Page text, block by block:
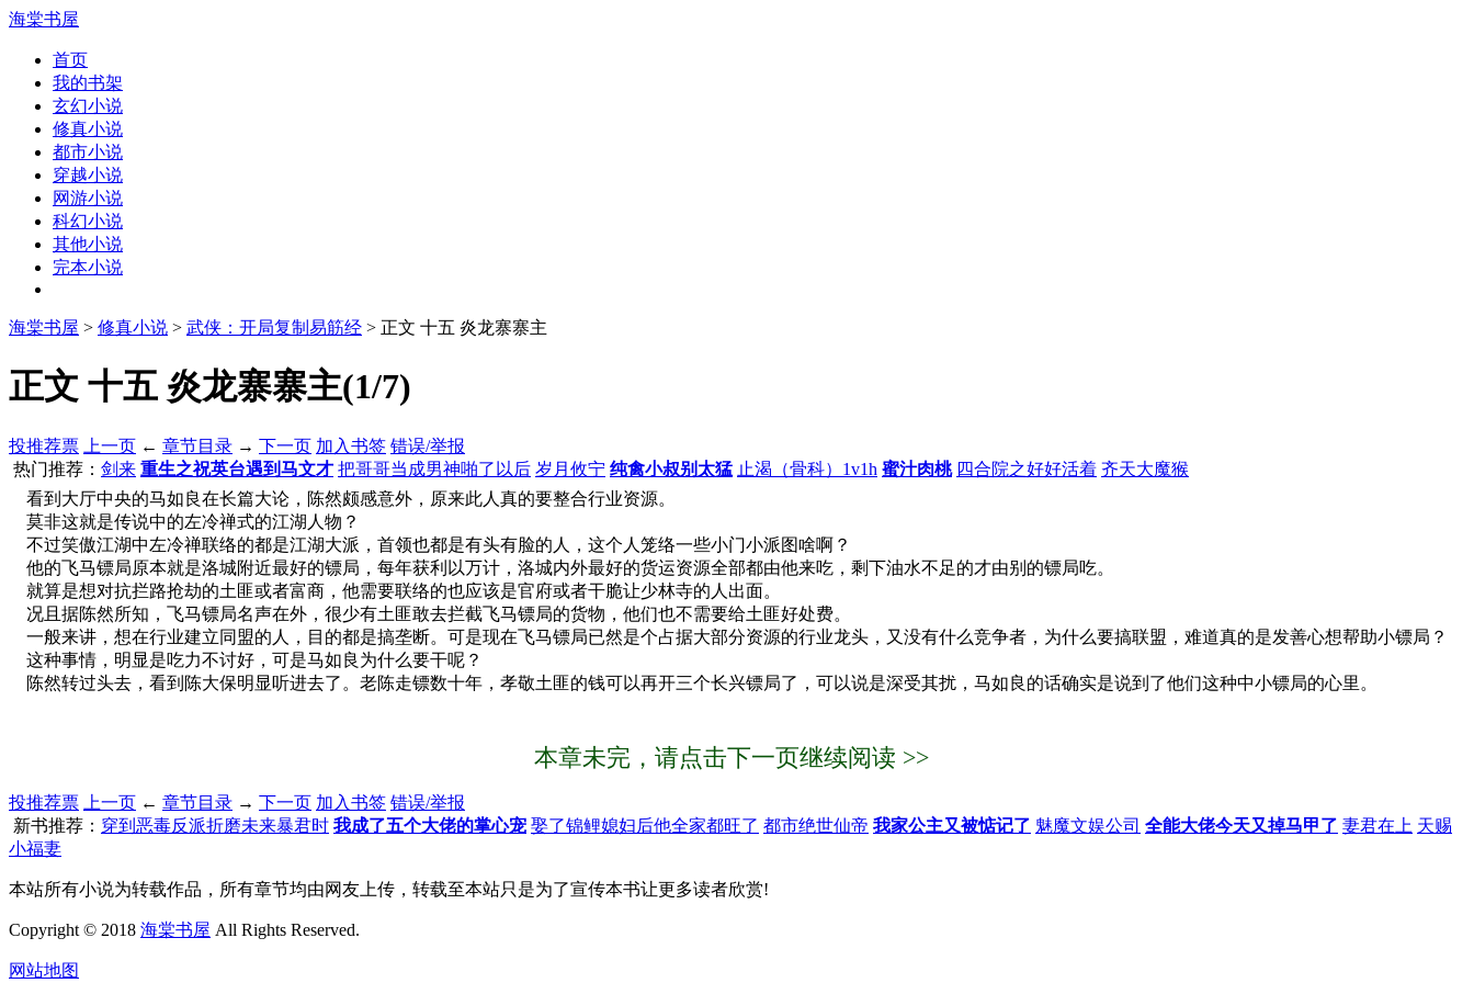
海棠书屋
首页
我的书架
玄幻小说
修真小说
都市小说
穿越小说
网游小说
科幻小说
其他小说
完本小说
海棠书屋 > 修真小说 > 武侠：开局复制易筋经 > 正文 十五 炎龙寨寨主
正文 十五 炎龙寨寨主(1/7)
投推荐票 上一页 ← 章节目录 → 下一页 加入书签 错误/举报
热门推荐： 剑来 重生之祝英台遇到马文才 把哥哥当成男神啪了以后 岁月攸宁 纯禽小叔别太猛 止渴（骨科）1v1h 蜜汁肉桃 四合院之好好活着 齐天大魔猴
看到大厅中央的马如良在长篇大论，陈然颇感意外，原来此人真的要整合行业资源。
莫非这就是传说中的左冷禅式的江湖人物？
不过笑傲江湖中左冷禅联络的都是江湖大派，首领也都是有头有脸的人，这个人笼络一些小门小派图啥啊？
他的飞马镖局原本就是洛城附近最好的镖局，每年获利以万计，洛城内外最好的货运资源全部都由他来吃，剩下油水不足的才由别的镖局吃。
就算是想对抗拦路抢劫的土匪或者富商，他需要联络的也应该是官府或者干脆让少林寺的人出面。
况且据陈然所知，飞马镖局名声在外，很少有土匪敢去拦截飞马镖局的货物，他们也不需要给土匪好处费。
一般来讲，想在行业建立同盟的人，目的都是搞垄断。可是现在飞马镖局已然是个占据大部分资源的行业龙头，又没有什么竞争者，为什么要搞联盟，难道真的是发善心想帮助小镖局？
这种事情，明显是吃力不讨好，可是马如良为什么要干呢？
陈然转过头去，看到陈大保明显听进去了。老陈走镖数十年，孝敬土匪的钱可以再开三个长兴镖局了，可以说是深受其扰，马如良的话确实是说到了他们这种中小镖局的心里。
本章未完，请点击下一页继续阅读 >>
投推荐票 上一页 ← 章节目录 → 下一页 加入书签 错误/举报
新书推荐： 穿到恶毒反派折磨未来暴君时 我成了五个大佬的掌心宠 娶了锦鲤媳妇后他全家都旺了 都市绝世仙帝 我家公主又被惦记了 魅魔文娱公司 全能大佬今天又掉马甲了 妻君在上 天赐
小福妻
本站所有小说为转载作品，所有章节均由网友上传，转载至本站只是为了宣传本书让更多读者欣赏!
Copyright © 2018 海棠书屋 All Rights Reserved.
网站地图